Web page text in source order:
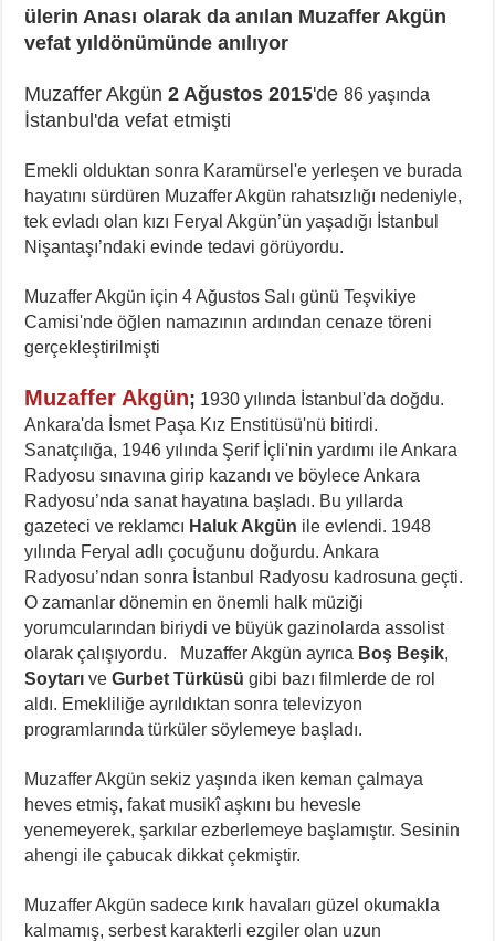
ülerin Anası olarak da anılan Muzaffer Akgün
vefat yıldönümünde anılıyor
Muzaffer Akgün2 Ağustos 2015'de86 yaşında
İstanbul'da vefat etmişti
Emekli olduktan sonra Karamürsel'e yerleşen ve burada
hayatını sürdüren Muzaffer Akgün rahatsızlığı nedeniyle,
tek evladı olan kızı Feryal Akgün’ün yaşadığı İstanbul
Nişantaşı’ndaki evinde tedavi görüyordu.
Muzaffer Akgün için 4 Ağustos Salı günü Teşvikiye
Camisi'nde öğlen namazının ardından cenaze töreni
gerçekleştirilmişti
Muzaffer Akgün; 1930 yılında İstanbul'da doğdu.
Ankara'da İsmet Paşa Kız Enstitüsü'nü bitirdi.
Sanatçılığa, 1946 yılında Şerif İçli'nin yardımı ile Ankara
Radyosu sınavına girip kazandı ve böylece Ankara
Radyosu’nda sanat hayatına başladı. Bu yıllarda
gazeteci ve reklamcı Haluk Akgün ile evlendi. 1948
yılında Feryal adlı çocuğunu doğurdu. Ankara
Radyosu’ndan sonra İstanbul Radyosu kadrosuna geçti.
O zamanlar dönemin en önemli halk müziği
yorumcularından biriydi ve büyük gazinolarda assolist
olarak çalışıyordu. Muzaffer Akgün ayrıca Boş Beşik,
Soytarı veGurbet Türküsü gibi bazı filmlerde de rol
aldı. Emekliliğe ayrıldıktan sonra televizyon
programlarında türküler söylemeye başladı.
Muzaffer Akgün sekiz yaşında iken keman çalmaya
heves etmiş, fakat musikî aşkını bu hevesle
yenemeyerek, şarkılar ezberlemeye başlamıştır. Sesinin
ahengi ile çabucak dikkat çekmiştir.
Muzaffer Akgün sadece kırık havaları güzel okumakla
kalmamış, serbest karakterli ezgiler olan uzun